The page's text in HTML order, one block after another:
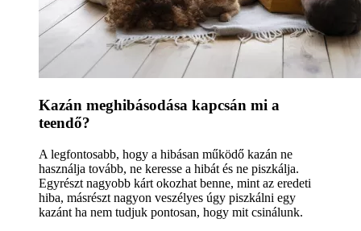
Kazán meghibásodása kapcsán mi a
teendő?
A legfontosabb, hogy a hibásan működő kazán ne
használja tovább, ne keresse a hibát és ne piszkálja.
Egyrészt nagyobb kárt okozhat benne, mint az eredeti
hiba, másrészt nagyon veszélyes úgy piszkálni egy
kazánt ha nem tudjuk pontosan, hogy mit csinálunk.